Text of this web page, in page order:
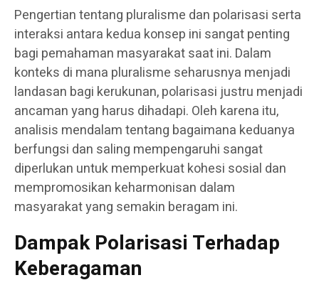
Pengertian tentang pluralisme dan polarisasi serta
interaksi antara kedua konsep ini sangat penting
bagi pemahaman masyarakat saat ini. Dalam
konteks di mana pluralisme seharusnya menjadi
landasan bagi kerukunan, polarisasi justru menjadi
ancaman yang harus dihadapi. Oleh karena itu,
analisis mendalam tentang bagaimana keduanya
berfungsi dan saling mempengaruhi sangat
diperlukan untuk memperkuat kohesi sosial dan
mempromosikan keharmonisan dalam
masyarakat yang semakin beragam ini.
Dampak Polarisasi Terhadap
Keberagaman